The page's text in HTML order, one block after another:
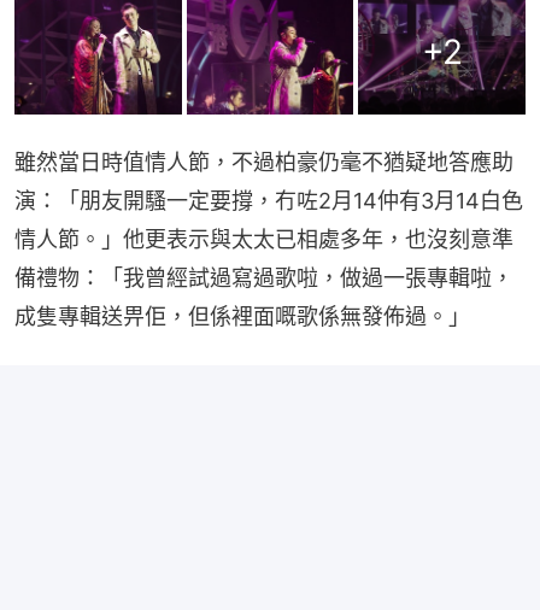
+2
雖然當日時值情人節，不過柏豪仍毫不猶疑地答應助
演：「朋友開騷一定要撐，冇咗2月14仲有3月14白色
情人節。」他更表示與太太已相處多年，也沒刻意準
備禮物：「我曾經試過寫過歌啦，做過一張專輯啦，
成隻專輯送畀佢，但係裡面嘅歌係無發佈過。」